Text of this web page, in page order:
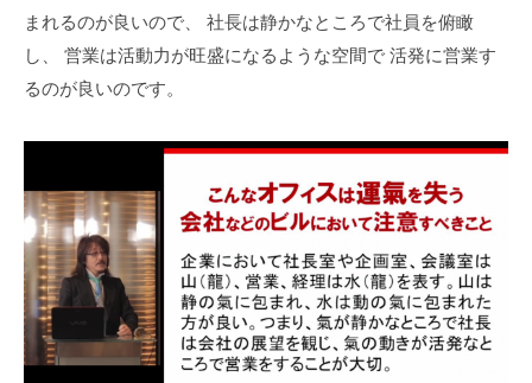
まれるのが良いので、
社長は静かなところで社員を俯瞰
し、
営業は活動力が旺盛になるような空間で 活発に営業す
るのが良いのです。